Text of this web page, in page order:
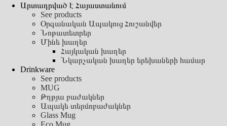
Արտադրված է Հայաստանում
See products
Օրգանական Ապակուց Հուշանվեր
Նոթատետրեր
Մինե խաղեր
Հայկական խաղեր
Նկարչական խաղեր երեխաների համար
Drinkware
See products
MUG
Թղթյա բաժակներ
Ապակե տերմոբաժակներ
Glass Mug
Eco Mug